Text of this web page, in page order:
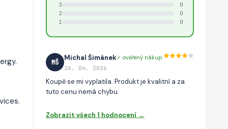
3
0
2
0
1
0
MŠ
Michal Šimánek✓ ověřený nákup
26. 04. 2026
Koupě se mi vyplatila. Produkt je kvalitní a za
tuto cenu nemá chybu.
Zobrazit všech 1 hodnocení →